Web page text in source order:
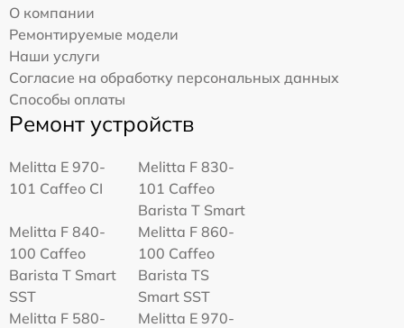
О компании
Ремонтируемые модели
Наши услуги
Согласие на обработку персональных данных
Способы оплаты
Ремонт устройств
Melitta Е 970-
101 Caffeo CI
Melitta F 830-
101 Caffeo
Barista T Smart
Melitta F 840-
100 Caffeo
Barista T Smart
SST
Melitta F 860-
100 Caffeo
Barista TS
Smart SST
Melitta F 580-
Melitta Е 970-